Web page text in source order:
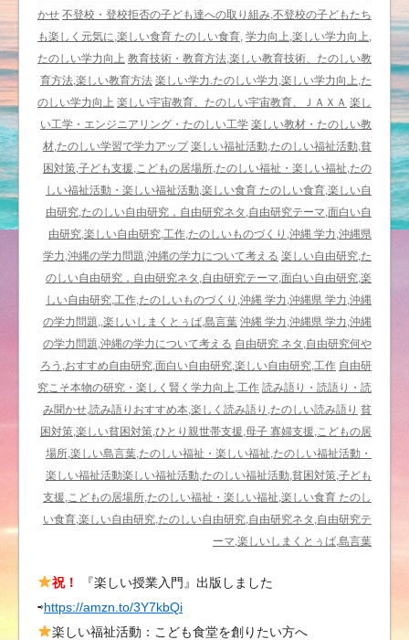
物
た
ち
の
星〉
／
小
林
久
先
生
と
の
会
話
か
ら
－
コ
シ
ブ
ト
ハ
ナ
ホ
シ
ホ
かせ 不登校・登校拒否の子ども達への取り組み,不登校の子どもたち
も楽しく元気に,楽しい食育 たのしい食育, 学力向上,楽しい学力向上,
たのしい学力向上 教育技術・教育方法,楽しい教育技術、たのしい教
育方法,楽しい教育方法 楽しい学力.たのしい学力,楽しい学力向上,た
のしい学力向上 楽しい宇宙教育、たのしい宇宙教育、ＪＡＸＡ 楽し
い工学・エンジニアリング・たのしい工学 楽しい教材・たのしい教
材,たのしい学習で学力アップ 楽しい福祉活動,たのしい福祉活動,貧
困対策,子ども支援,こどもの居場所,たのしい福祉・楽しい福祉,たの
しい福祉活動・楽しい福祉活動,楽しい食育 たのしい食育,楽しい自
由研究,たのしい自由研究，自由研究ネタ,自由研究テーマ,面白い自
由研究,楽しい自由研究,工作,たのしいものづくり,沖縄 学力,沖縄県
学力,沖縄の学力問題,沖縄の学力について考える 楽しい自由研究,た
のしい自由研究，自由研究ネタ,自由研究テーマ,面白い自由研究,楽
しい自由研究,工作,たのしいものづくり,沖縄 学力,沖縄県 学力,沖縄
の学力問題,,楽しいしまくとぅば,島言葉 沖縄 学力,沖縄県 学力,沖縄
の学力問題,沖縄の学力について考える 自由研究 ネタ,自由研究何や
ろう,おすすめ自由研究,面白い自由研究,楽しい自由研究,工作 自由研
究こそ本物の研究・楽しく賢く学力向上,工作 読み語り・読語り・読
み聞かせ,読み語りおすすめ本,楽しく読み語り,たのしい読み語り 貧
困対策,楽しい貧困対策,ひとり親世帯支援,母子 寡婦支援,こどもの居
場所,楽しい島言葉,たのしい福祉・楽しい福祉,たのしい福祉活動・
楽しい福祉活動楽しい福祉活動,たのしい福祉活動,貧困対策,子ども
支援,こどもの居場所,たのしい福祉・楽しい福祉,楽しい食育 たのし
い食育,楽しい自由研究,たのしい自由研究,自由研究ネタ,自由研究テ
ーマ,楽しいしまくとぅば,島言葉
祝！
『楽しい授業入門』出版しました
⇨https://amzn.to/3Y7kbQi
楽しい福祉活動：こども食堂を創りたい方へ